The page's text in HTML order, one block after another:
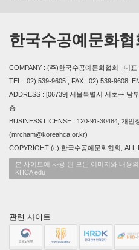
한국수공예문화협
COMPANY : (주)한국수공예문화협회 , 대표
TEL : 02) 539-9605 , FAX : 02) 539-9608,
ADDRESS : [06739] 서울특별시 서초구 남
층
BUSINESS LICENSE : 120-91-30484, 개인
(mrcham@koreahca.or.kr)
COPYRIGHT (c) 한국수공예문화협회, ALL
본 사이트에 사용 된 모든 이미지와 내용
KHCA edu
관련 사이트